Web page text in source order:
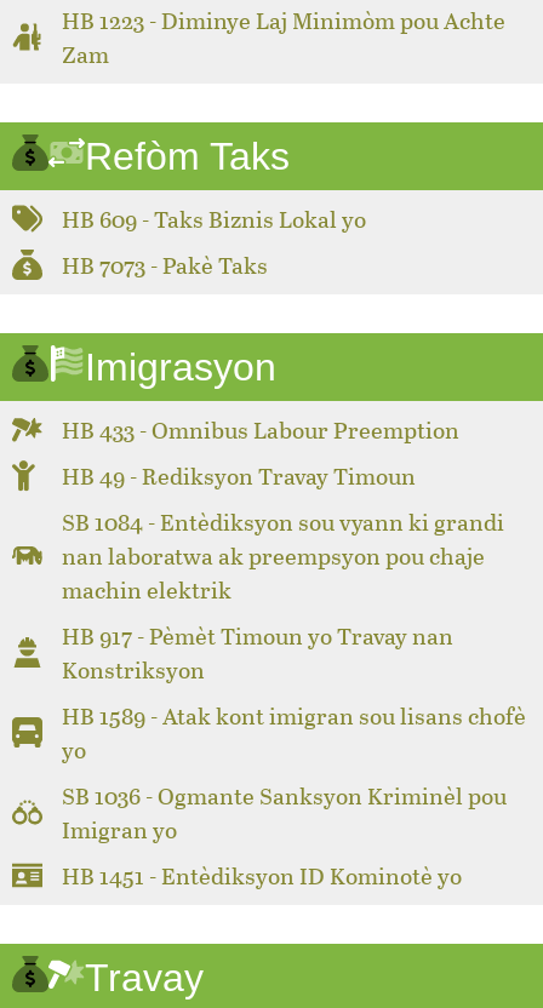
HB 1223 - Diminye Laj Minimòm pou Achte
Zam
Refòm Taks
HB 609 - Taks Biznis Lokal yo
HB 7073 - Pakè Taks
Imigrasyon
HB 433 - Omnibus Labour Preemption
HB 49 - Rediksyon Travay Timoun
SB 1084 - Entèdiksyon sou vyann ki grandi
nan laboratwa ak preempsyon pou chaje
machin elektrik
HB 917 - Pèmèt Timoun yo Travay nan
Konstriksyon
HB 1589 - Atak kont imigran sou lisans chofè
yo
SB 1036 - Ogmante Sanksyon Kriminèl pou
Imigran yo
HB 1451 - Entèdiksyon ID Kominotè yo
Travay